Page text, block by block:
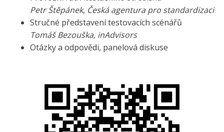
Petr Štěpánek, Česká agentura pro standardizaci
Stručné představení testovacích scénářů
Tomáš Bezouška, inAdvisors
Otázky a odpovědi, panelová diskuse